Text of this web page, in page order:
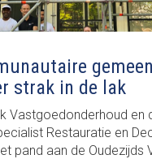
strak in de lak
Vastgoedonderhoud en
Restauratie en
pand aan de Oudezijds